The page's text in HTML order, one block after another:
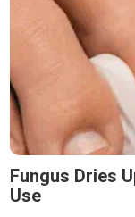
Fungus Dries
Use